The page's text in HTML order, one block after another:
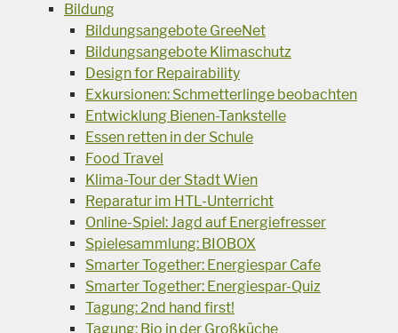
Bildung
Bildungsangebote GreeNet
Bildungsangebote Klimaschutz
Design for Repairability
Exkursionen: Schmetterlinge beobachten
Entwicklung Bienen-Tankstelle
Essen retten in der Schule
Food Travel
Klima-Tour der Stadt Wien
Reparatur im HTL-Unterricht
Online-Spiel: Jagd auf Energiefresser
Spielesammlung: BIOBOX
Smarter Together: Energiespar Cafe
Smarter Together: Energiespar-Quiz
Tagung: 2nd hand first!
Tagung: Bio in der Großküche